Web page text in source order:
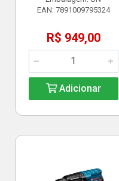
EAN: 7891009795324
R$ 949,00
Adicionar